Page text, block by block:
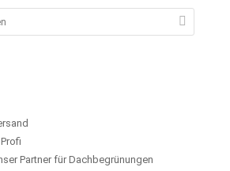
Partner für Dachbegrünungen